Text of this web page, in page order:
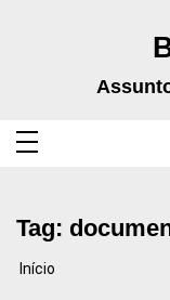
Tag:
Início